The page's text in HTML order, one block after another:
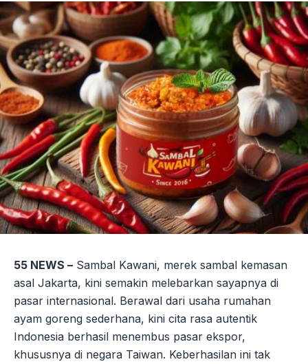
55 NEWS – Sambal Kawani, merek sambal kemasan
asal Jakarta, kini semakin melebarkan sayapnya di
pasar internasional. Berawal dari usaha rumahan
ayam goreng sederhana, kini cita rasa autentik
Indonesia berhasil menembus pasar ekspor,
khususnya di negara Taiwan. Keberhasilan ini tak